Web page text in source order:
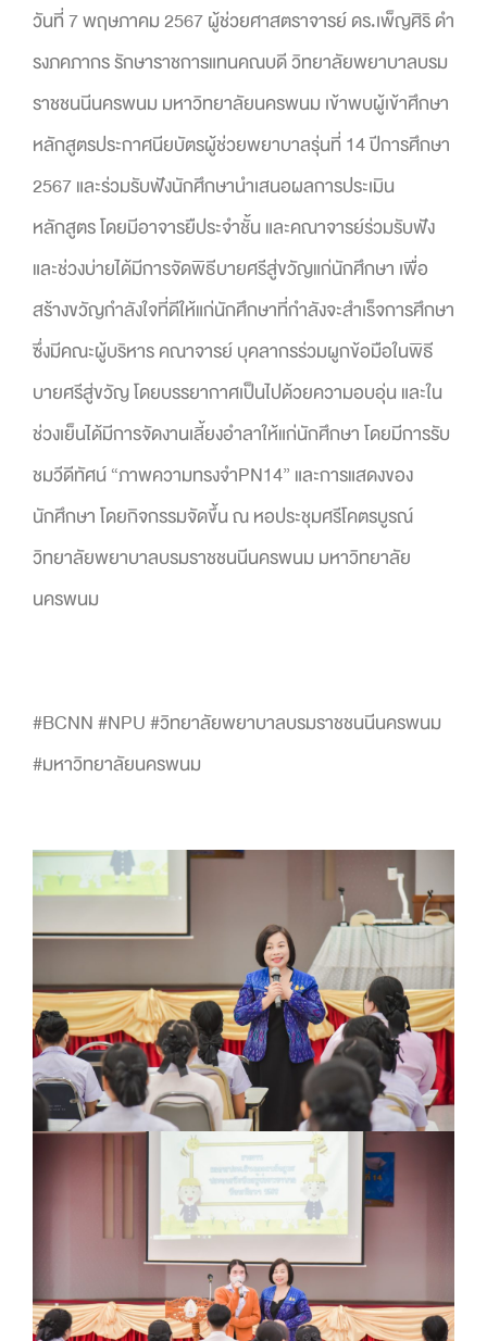
วันที่ 7 พฤษภาคม 2567 ผู้ช่วยศาสตราจารย์ ดร.เพ็ญศิริ ดำ
รงภคภากร รักษาราชการแทนคณบดี วิทยาลัยพยาบาลบรม
ราชชนนีนครพนม มหาวิทยาลัยนครพนม เข้าพบผู้เข้าศึกษา
หลักสูตรประกาศนียบัตรผู้ช่วยพยาบาลรุ่นที่ 14 ปีการศึกษา
2567 และร่วมรับฟังนักศึกษานำเสนอผลการประเมิน
หลักสูตร โดยมีอาจารยืประจำชั้น และคณาจารย์ร่วมรับฟัง
และช่วงบ่ายได้มีการจัดพิธีบายศรีสู่ขวัญแก่นักศึกษา เพื่อ
สร้างขวัญกำลังใจที่ดีให้แก่นักศึกษาที่กำลังจะสำเร็จการศึกษา
ซึ่งมีคณะผู้บริหาร คณาจารย์ บุคลากรร่วมผูกข้อมือในพิธี
บายศรีสู่ขวัญ โดยบรรยากาศเป็นไปด้วยความอบอุ่น และใน
ช่วงเย็นได้มีการจัดงานเลี้ยงอำลาให้แก่นักศึกษา โดยมีการรับ
ชมวีดีทัศน์ “ภาพความทรงจำPN14” และการแสดงของ
นักศึกษา โดยกิจกรรมจัดขึ้น ณ หอประชุมศรีโคตรบูรณ์
วิทยาลัยพยาบาลบรมราชชนนีนครพนม มหาวิทยาลัย
นครพนม
#BCNN #NPU #วิทยาลัยพยาบาลบรมราชชนนีนครพนม
#มหาวิทยาลัยนครพนม